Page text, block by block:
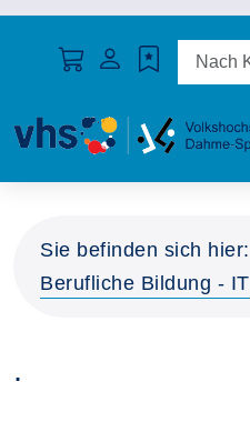
Sie befinden sich hier:
Berufliche Bildung - IT
.